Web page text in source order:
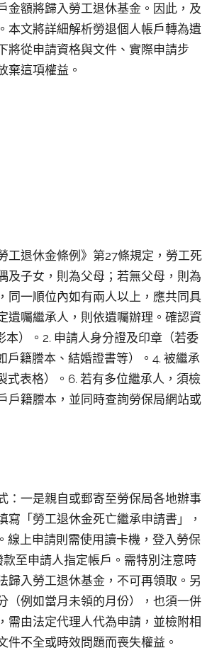
金額將歸入勞工退休基金。因此，及
本文將詳細解析勞退個人帳戶轉為遺
將從申請資格與文件、實際申請步
棄這項權益。
工退休金條例》第27條規定，勞工死
及子女，則為父母；若無父母，則為
同一順位內如有兩人以上，應共同具
遺囑繼承人，則依遺囑辦理。確認資
）。2. 申請人身分證及印章（若委
戶籍謄本、結婚證書等）。4. 被繼承
式表格）。6. 若有多位繼承人，須檢
戶籍謄本，並同時查詢勞保局網站或
：一是親自或郵寄至勞保局各地辦事
「勞工退休金死亡繼承申請書」，
線上申請則需使用讀卡機，登入勞保
至申請人指定帳戶。需特別注意時
歸入勞工退休基金，不可再領取。另
（例如當月未領的月份），也須一併
需由法定代理人代為申請，並檢附相
不全或時效問題而喪失權益。